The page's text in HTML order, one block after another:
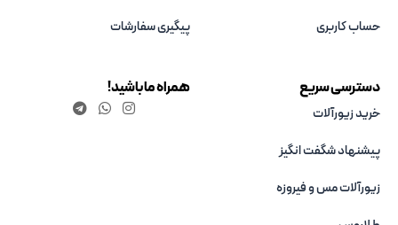
حساب کاربری
پیگیری سفارشات
دسترسی سریع
خرید زیورآلات
پیشنهاد شگفت انگیز
زیورآلات مس و فیروزه‌
همراه ما باشید!